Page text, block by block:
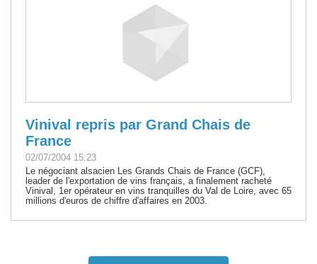
Vinival repris par Grand Chais de
France
02/07/2004 15:23
Le négociant alsacien Les Grands Chais de France (GCF),
leader de l'exportation de vins français, a finalement racheté
Vinival, 1er opérateur en vins tranquilles du Val de Loire, avec 65
millions d'euros de chiffre d'affaires en 2003.